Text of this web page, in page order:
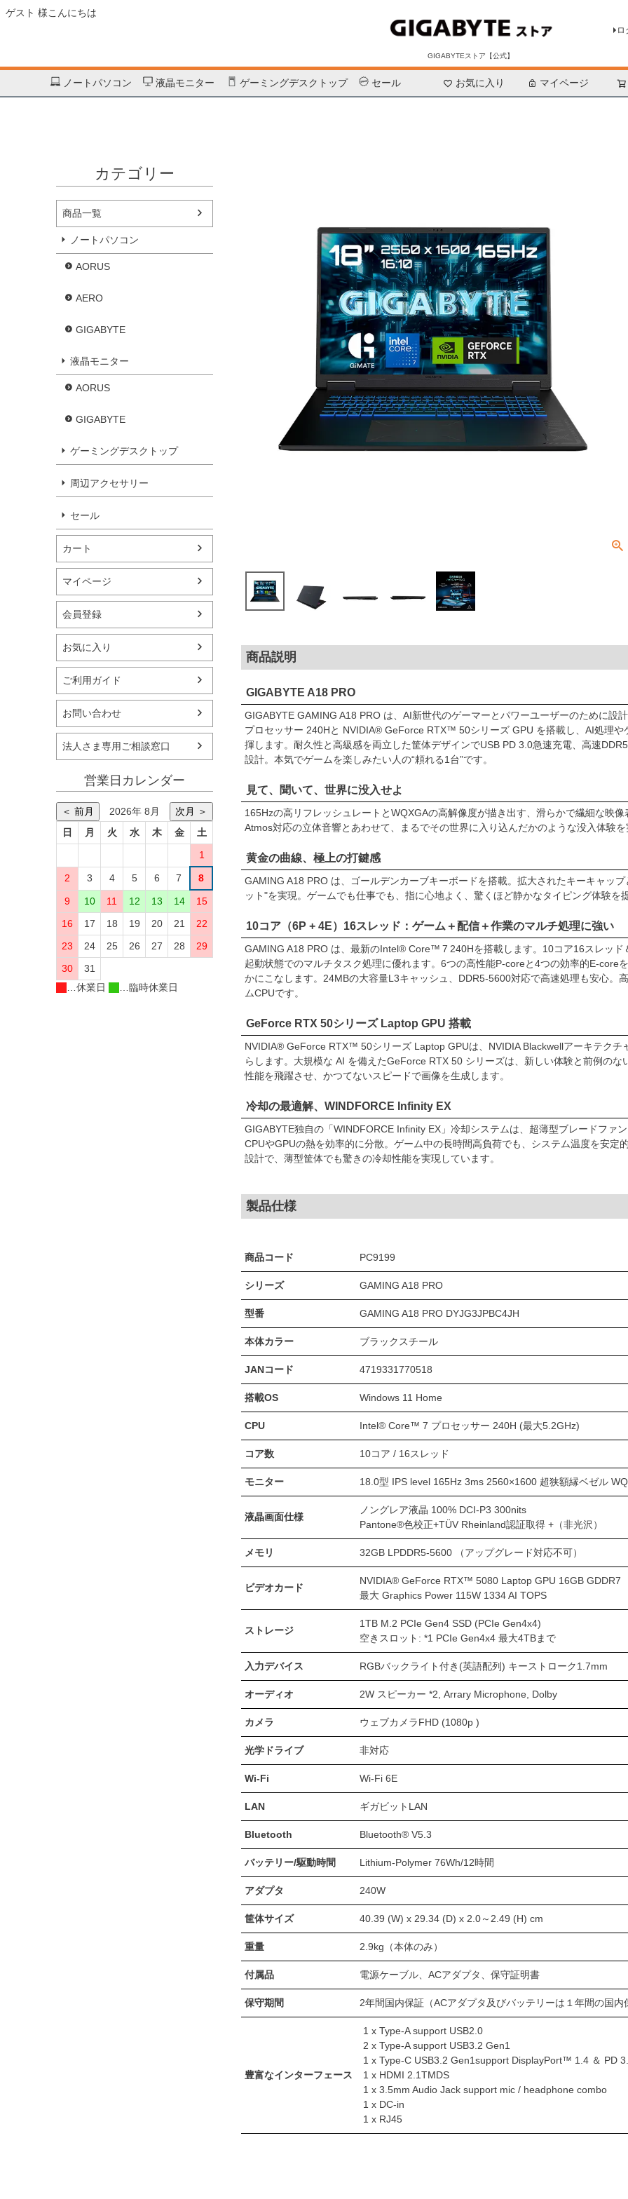
ゲスト 様こんにちは
GIGABYTEストア【公式】
ロ
ノートパソコン 液晶モニター ゲーミングデスクトップ セール お気に入り マイページ
検索
HOME 商品一覧 ノートパソコン
GAMING A18 PRO DYJG3JPBC4JH （英語配列キーボード）
カテゴリー
商品一覧
ノートパソコン
AORUS
AERO
GIGABYTE
液晶モニター
AORUS
GIGABYTE
ゲーミングデスクトップ
周辺アクセサリー
セール
カート
マイページ
会員登録
お気に入り
ご利用ガイド
お問い合わせ
法人さま専用ご相談窓口
営業日カレンダー
＜ 前月 2026年 8月
次月 ＞
日
月 火 水 木 金
土
1
2 3 4 5 6 7 8
9 10 11 12 13 14
15
16
17 18 19 20 21
22
23
24 25 26 27 28
29
30
31
…休業日
…臨時休業日
商品説明
GIGABYTE A18 PRO
GIGABYTE GAMING A18 PRO は、AI新世代のゲーマーとパワーユーザーのために設
プロセッサー 240Hと NVIDIA® GeForce RTX™ 50シリーズ GPU を搭載し、AI処理
揮します。耐久性と高級感を両立した筐体デザインでUSB PD 3.0急速充電、高速
設計。本気でゲームを楽しみたい人の“頼れる1台”です。
見て、聞いて、世界に没入せよ
165Hzの高リフレッシュレートとWQXGAの高解像度が描き出す、滑らかで繊細な映
Atmos対応の立体音響とあわせて、まるでその世界に入り込んだかのような没入体験
黄金の曲線、極上の打鍵感
GAMING A18 PRO は、ゴールデンカーブキーボードを搭載。拡大されたキーキャッ
ット"を実現。ゲームでも仕事でも、指に心地よく、驚くほど静かなタイピング体験を
10コア（6P + 4E）16スレッド：ゲーム＋配信＋作業のマルチ処理に強い
GAMING A18 PRO は、最新のIntel® Core™ 7 240Hを搭載します。10コア16スレッ
起動状態でのマルチタスク処理に優れます。6つの高性能P-coreと4つの効率的E-core
かにこなします。24MBの大容量L3キャッシュ、DDR5‑5600対応で高速処理も安心。
ムCPUです。
GeForce RTX 50シリーズ Laptop GPU 搭載
NVIDIA® GeForce RTX™ 50シリーズ Laptop GPUは、NVIDIA Blackwellアーキテク
らします。大規模な AI を備えたGeForce RTX 50 シリーズは、新しい体験と前例の
性能を飛躍させ、かつてないスピードで画像を生成します。
冷却の最適解、WINDFORCE Infinity EX
GIGABYTE独自の「WINDFORCE Infinity EX」冷却システムは、超薄型ブレードファ
CPUやGPUの熱を効率的に分散。ゲーム中の長時間高負荷でも、システム温度を安
設計で、薄型筐体でも驚きの冷却性能を実現しています。
製品仕様
商品コード PC9199
シリーズ GAMING A18 PRO
型番 GAMING A18 PRO DYJG3JPBC4JH
本体カラー ブラックスチール
JANコード 4719331770518
搭載OS Windows 11 Home
CPU Intel® Core™ 7 プロセッサー 240H (最大5.2GHz)
コア数 10コア / 16スレッド
モニター 18.0型 IPS level 165Hz 3ms 2560×1600 超狭額縁ベゼル
液晶画面仕様
ノングレア液晶 100% DCI-P3 300nits
Pantone®色校正+TÜV Rheinland認証取得 +（非光沢）
メモリ 32GB LPDDR5-5600 （アップグレード対応不可）
ビデオカード
NVIDIA® GeForce RTX™ 5080 Laptop GPU 16GB GDDR7
最大 Graphics Power 115W 1334 AI TOPS
ストレージ
1TB M.2 PCIe Gen4 SSD (PCIe Gen4x4)
空きスロット: *1 PCIe Gen4x4 最大4TBまで
入力デバイス RGBバックライト付き(英語配列) キーストローク1.7mm
オーディオ 2W スピーカー *2, Arrary Microphone, Dolby
カメラ ウェブカメラFHD (1080p )
光学ドライブ 非対応
Wi-Fi Wi-Fi 6E
LAN ギガビットLAN
Bluetooth Bluetooth® V5.3
バッテリー/駆動時間 Lithium-Polymer 76Wh/12時間
アダプタ 240W
筐体サイズ 40.39 (W) x 29.34 (D) x 2.0～2.49 (H) cm
重量 2.9kg（本体のみ）
付属品 電源ケーブル、ACアダプタ、保守証明書
保守期間 2年間国内保証（ACアダプタ及びバッテリーは１年間の国内
豊富なインターフェース
1 x Type-A support USB2.0
2 x Type-A support USB3.2 Gen1
1 x Type-C USB3.2 Gen1support DisplayPort™ 1.4 ＆ PD
1 x HDMI 2.1TMDS
1 x 3.5mm Audio Jack support mic / headphone combo
1 x DC-in
1 x RJ45